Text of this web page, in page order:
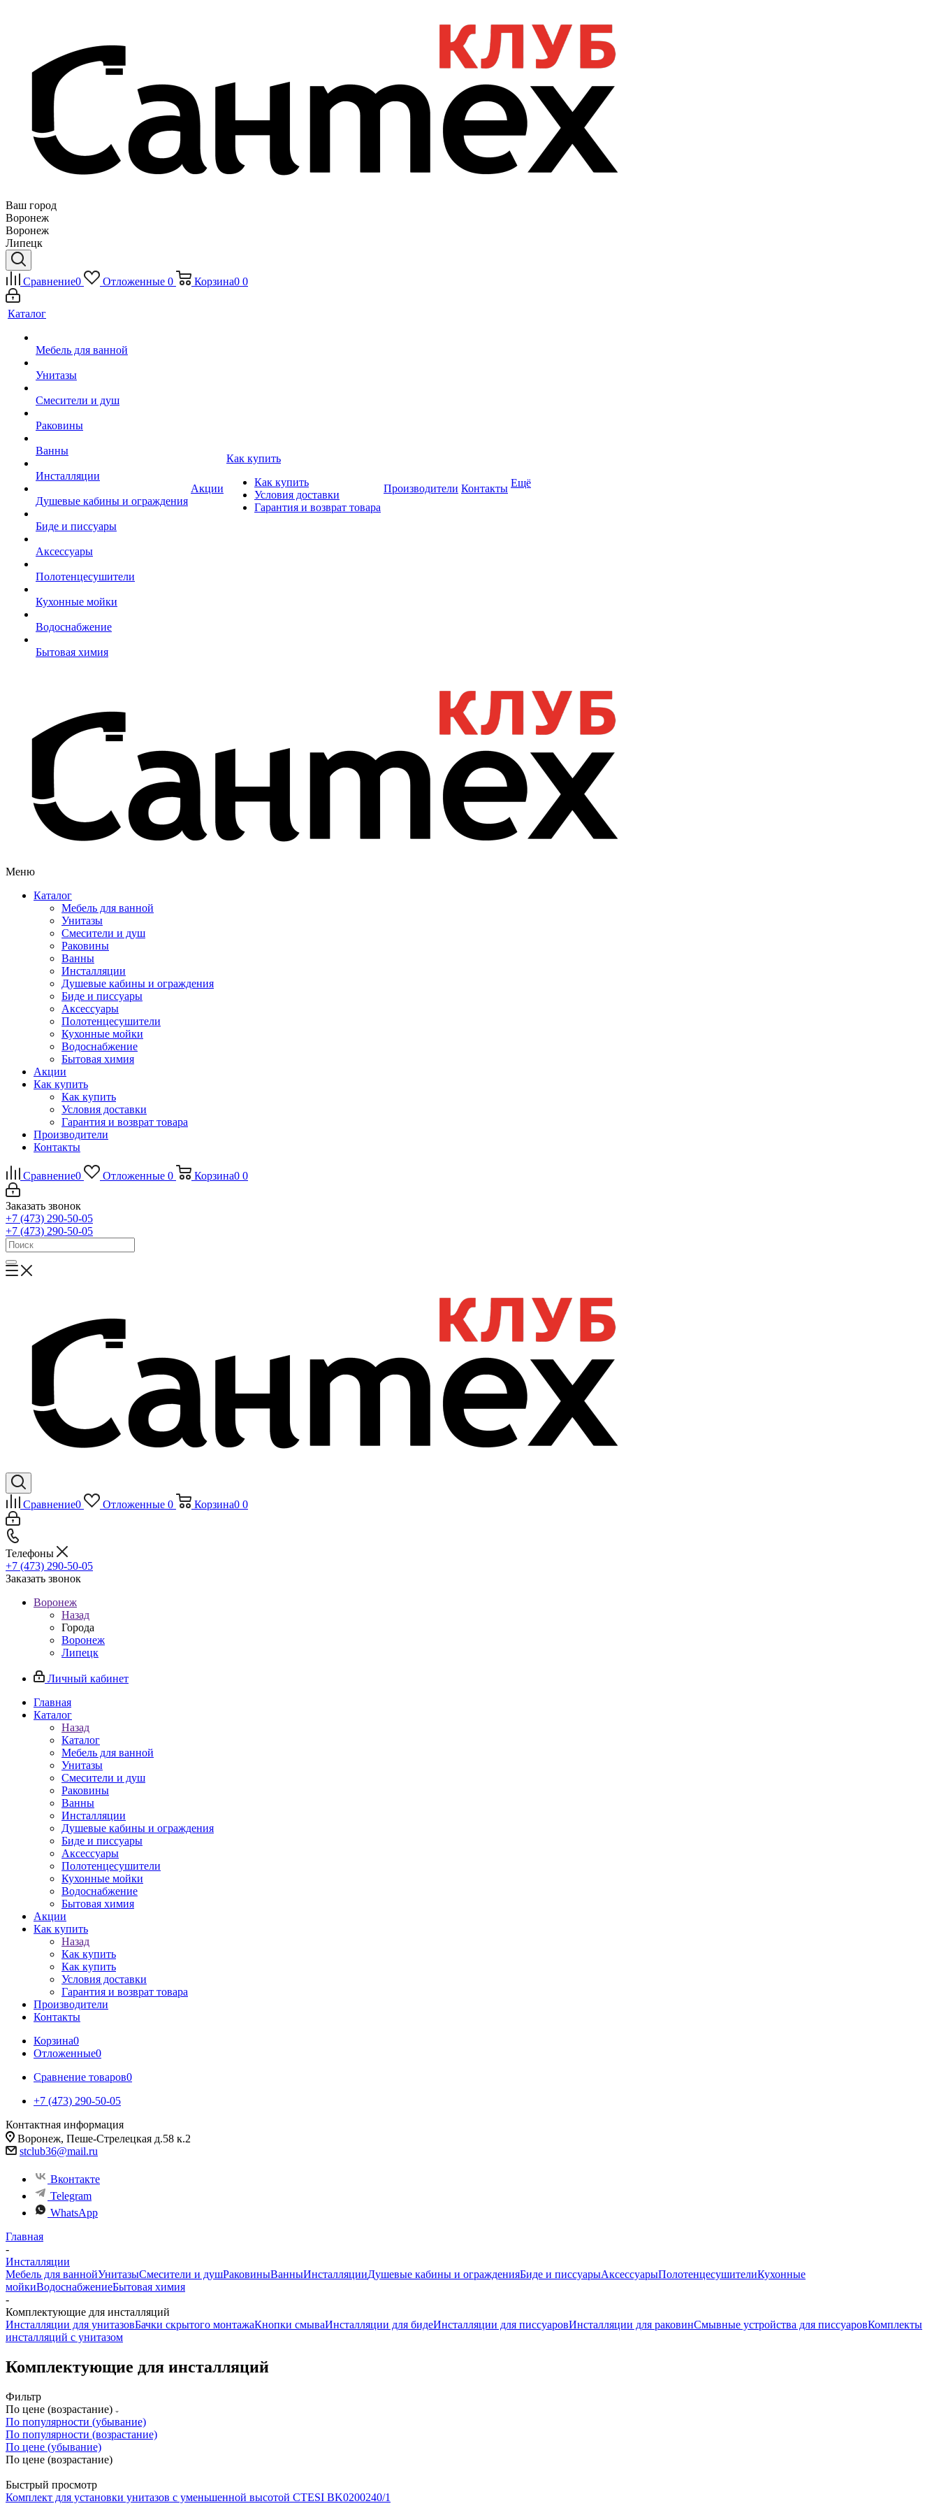
Ваш город
Воронеж
Воронеж
Липецк
Сравнение0 Отложенные 0 Корзина0 0
Каталог
Мебель для ванной
Унитазы
Смесители и душ
Раковины
Ванны
Инсталляции
Душевые кабины и ограждения
Биде и писсуары
Аксессуары
Полотенцесушители
Кухонные мойки
Водоснабжение
Бытовая химия
Акции
Как купить
Как купить
Условия доставки
Гарантия и возврат товара
Производители Контакты Ещё
Меню
Каталог
Мебель для ванной
Унитазы
Смесители и душ
Раковины
Ванны
Инсталляции
Душевые кабины и ограждения
Биде и писсуары
Аксессуары
Полотенцесушители
Кухонные мойки
Водоснабжение
Бытовая химия
Акции
Как купить
Как купить
Условия доставки
Гарантия и возврат товара
Производители
Контакты
Сравнение0 Отложенные 0 Корзина0 0
Заказать звонок
+7 (473) 290-50-05
+7 (473) 290-50-05
Сравнение0 Отложенные 0 Корзина0 0
Телефоны
+7 (473) 290-50-05
Заказать звонок
Воронеж
Назад
Города
Воронеж
Липецк
Личный кабинет
Главная
Каталог
Назад
Каталог
Мебель для ванной
Унитазы
Смесители и душ
Раковины
Ванны
Инсталляции
Душевые кабины и ограждения
Биде и писсуары
Аксессуары
Полотенцесушители
Кухонные мойки
Водоснабжение
Бытовая химия
Акции
Как купить
Назад
Как купить
Как купить
Условия доставки
Гарантия и возврат товара
Производители
Контакты
Корзина0
Отложенные0
Сравнение товаров0
+7 (473) 290-50-05
Контактная информация
Воронеж, Пеше-Стрелецкая д.58 к.2
stclub36@mail.ru
Вконтакте
Telegram
WhatsApp
Главная
-
Инсталляции
Мебель для ваннойУнитазыСмесители и душРаковиныВанныИнсталляцииДушевые кабины и огражденияБиде и писсуарыАксессуарыПолотенцесушителиКухонные
мойкиВодоснабжениеБытовая химия
-
Комплектующие для инсталляций
Инсталляции для унитазовБачки скрытого монтажаКнопки смываИнсталляции для бидеИнсталляции для писсуаровИнсталляции для раковинСмывные устройства для писсуаровКомплекты
инсталляций с унитазом
Комплектующие для инсталляций
Фильтр
По цене (возрастание)
По популярности (убывание)
По популярности (возрастание)
По цене (убывание)
По цене (возрастание)
Быстрый просмотр
Комплект для установки унитазов с уменьшенной высотой CTESI BK0200240/1